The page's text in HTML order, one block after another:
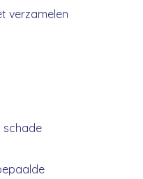
verzamelen
schade